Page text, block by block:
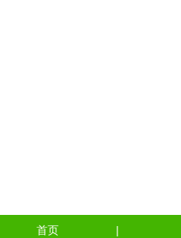
首页 |